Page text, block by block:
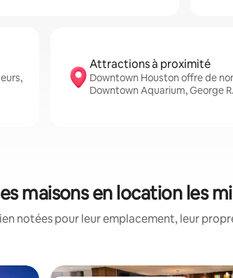
Attractions à proximité
Downtown Houston offre de
Downtown Aquarium, George
maisons en location les
notées pour leur emplacement, leur